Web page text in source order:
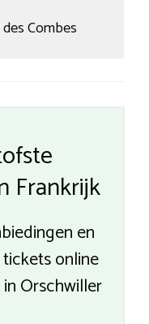
des Combes
Frankrijk
en
online
Orschwiller